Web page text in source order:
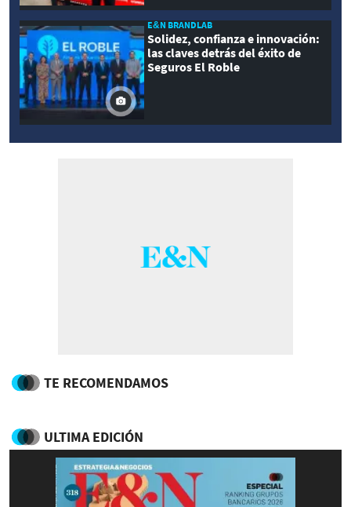
E&N BRANDLAB
Solidez, confianza e innovación:
las claves detrás del éxito de
Seguros El Roble
TE RECOMENDAMOS
ULTIMA EDICIÓN